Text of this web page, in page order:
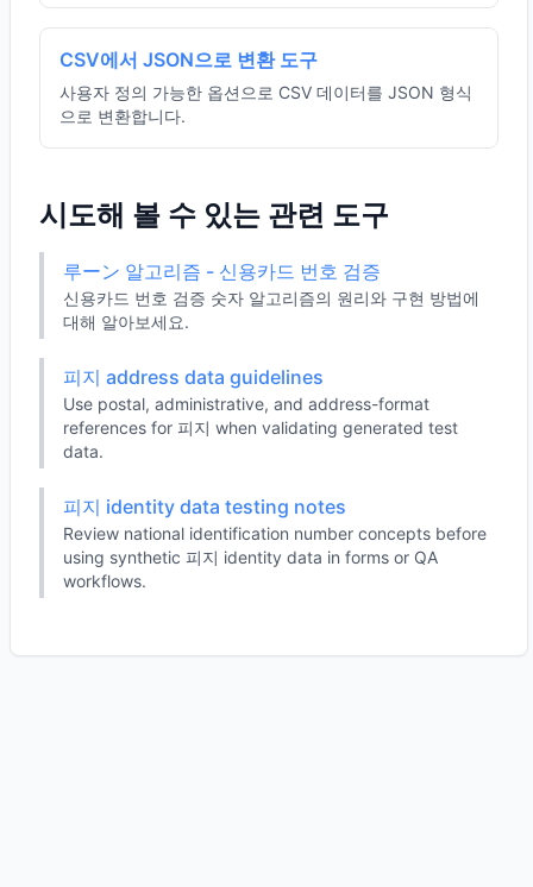
CSV에서 JSON으로 변환 도구
사용자 정의 가능한 옵션으로 CSV 데이터를 JSON 형식
으로 변환합니다.
시도해 볼 수 있는 관련 도구
루ーン 알고리즘 - 신용카드 번호 검증
신용카드 번호 검증 숫자 알고리즘의 원리와 구현 방법에
대해 알아보세요.
피지 address data guidelines
Use postal, administrative, and address-format
references for 피지 when validating generated test
data.
피지 identity data testing notes
Review national identification number concepts before
using synthetic 피지 identity data in forms or QA
workflows.